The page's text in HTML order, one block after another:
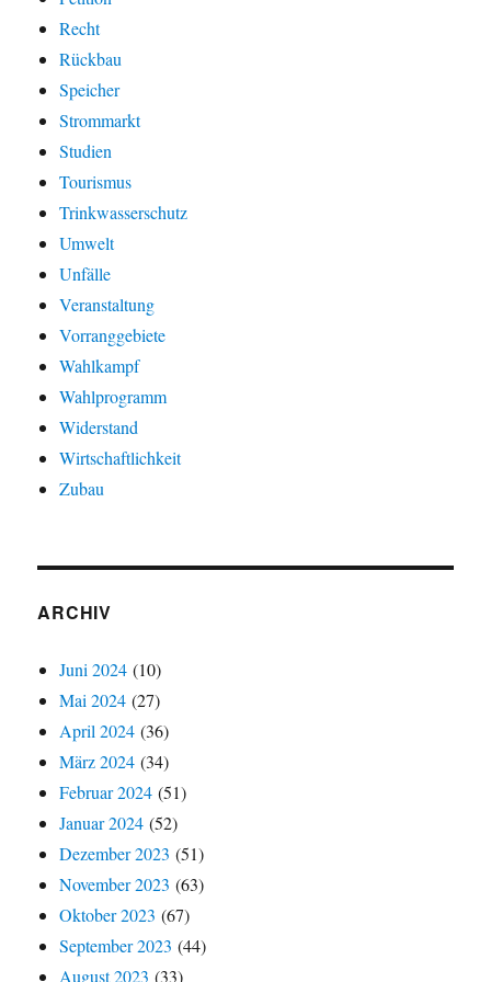
Recht
Rückbau
Speicher
Strommarkt
Studien
Tourismus
Trinkwasserschutz
Umwelt
Unfälle
Veranstaltung
Vorranggebiete
Wahlkampf
Wahlprogramm
Widerstand
Wirtschaftlichkeit
Zubau
ARCHIV
Juni 2024 (10)
Mai 2024 (27)
April 2024 (36)
März 2024 (34)
Februar 2024 (51)
Januar 2024 (52)
Dezember 2023 (51)
November 2023 (63)
Oktober 2023 (67)
September 2023 (44)
August 2023 (33)